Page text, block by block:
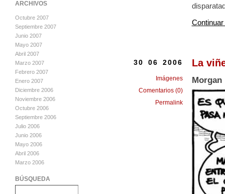
La
Morgan
30 06 2006
Imágenes
Comentarios (0)
Permalink
ARCHIVOS
Octubre 2007
Septiembre 2007
Junio 2007
Mayo 2007
Abril 2007
Marzo 2007
Febrero 2007
Enero 2007
Diciembre 2006
Noviembre 2006
Octubre 2006
Septiembre 2006
Julio 2006
Junio 2006
Mayo 2006
Abril 2006
Marzo 2006
BÚSQUEDA